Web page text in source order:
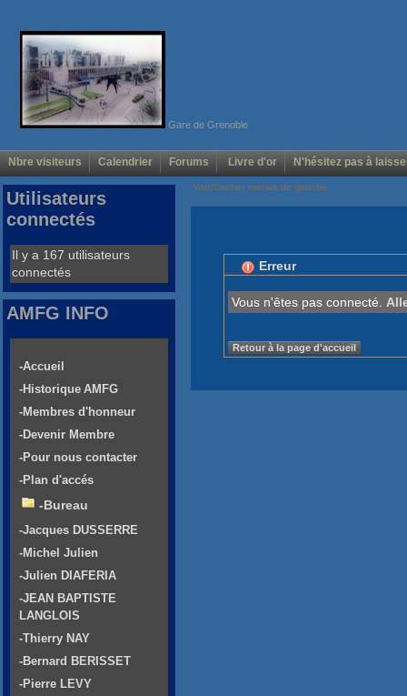
Gare de Grenoble
Nbre visiteurs Calendrier Forums Livre d'or N'hésitez pas à
Voir/Cacher menus de gauche
Erreur
Vous n'êtes pas connecté.
Retour à la page d'accueil
Utilisateurs
connectés
Il y a 167 utilisateurs
connectés
AMFG INFO
-Accueil
-Historique AMFG
-Membres d'honneur
-Devenir Membre
-Pour nous contacter
-Plan d'accés
-Bureau
-Jacques DUSSERRE
-Michel Julien
-Julien DIAFERIA
-JEAN BAPTISTE
LANGLOIS
-Thierry NAY
-Bernard BERISSET
-Pierre LEVY